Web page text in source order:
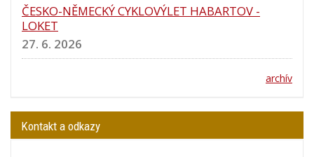
ČESKO-NĚMECKÝ CYKLOVÝLET HABARTOV -
LOKET
27. 6. 2026
archív
Kontakt a odkazy